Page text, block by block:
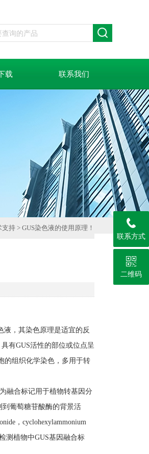
载 联系我们
支持 > GUS染色液的使用原理！
液，其染色原理是适宜的反
有GUS活性的部位或位点呈
的组织化学染色，多用于转
融合标记用于植物转基因分
到葡萄糖苷酸酶的背景活
，cyclohexylammonium
测植物中GUS基因融合标
联系方式
二维码